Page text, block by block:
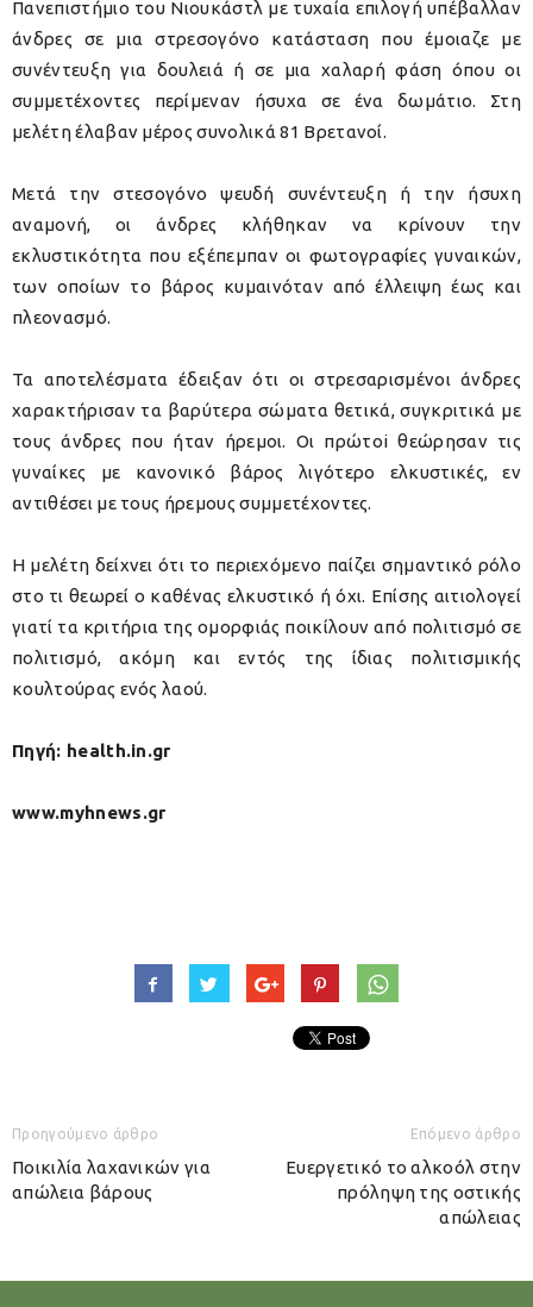
Πανεπιστήμιο του Νιουκάστλ με τυχαία επιλογή υπέβαλλαν
άνδρες σε μια στρεσογόνο κατάσταση που έμοιαζε με
συνέντευξη για δουλειά ή σε μια χαλαρή φάση όπου οι
συμμετέχοντες περίμεναν ήσυχα σε ένα δωμάτιο. Στη
μελέτη έλαβαν μέρος συνολικά 81 Βρετανοί.
Μετά την στεσογόνο ψευδή συνέντευξη ή την ήσυχη
αναμονή, οι άνδρες κλήθηκαν να κρίνουν την
εκλυστικότητα που εξέπεμπαν οι φωτογραφίες γυναικών,
των οποίων το βάρος κυμαινόταν από έλλειψη έως και
πλεονασμό.
Τα αποτελέσματα έδειξαν ότι οι στρεσαρισμένοι άνδρες
χαρακτήρισαν τα βαρύτερα σώματα θετικά, συγκριτικά με
τους άνδρες που ήταν ήρεμοι. Οι πρώτoi θεώρησαν τις
γυναίκες με κανονικό βάρος λιγότερο ελκυστικές, εν
αντιθέσει με τους ήρεμους συμμετέχοντες.
Η μελέτη δείχνει ότι το περιεχόμενο παίζει σημαντικό ρόλο
στο τι θεωρεί ο καθένας ελκυστικό ή όχι. Επίσης αιτιολογεί
γιατί τα κριτήρια της ομορφιάς ποικίλουν από πολιτισμό σε
πολιτισμό, ακόμη και εντός της ίδιας πολιτισμικής
κουλτούρας ενός λαού.
Πηγή: health.in.gr
www.myhnews.gr
Προηγούμενο άρθρο
Ποικιλία λαχανικών για
απώλεια βάρους
Επόμενο άρθρο
Ευεργετικό το αλκοόλ στην
πρόληψη της οστικής
απώλειας